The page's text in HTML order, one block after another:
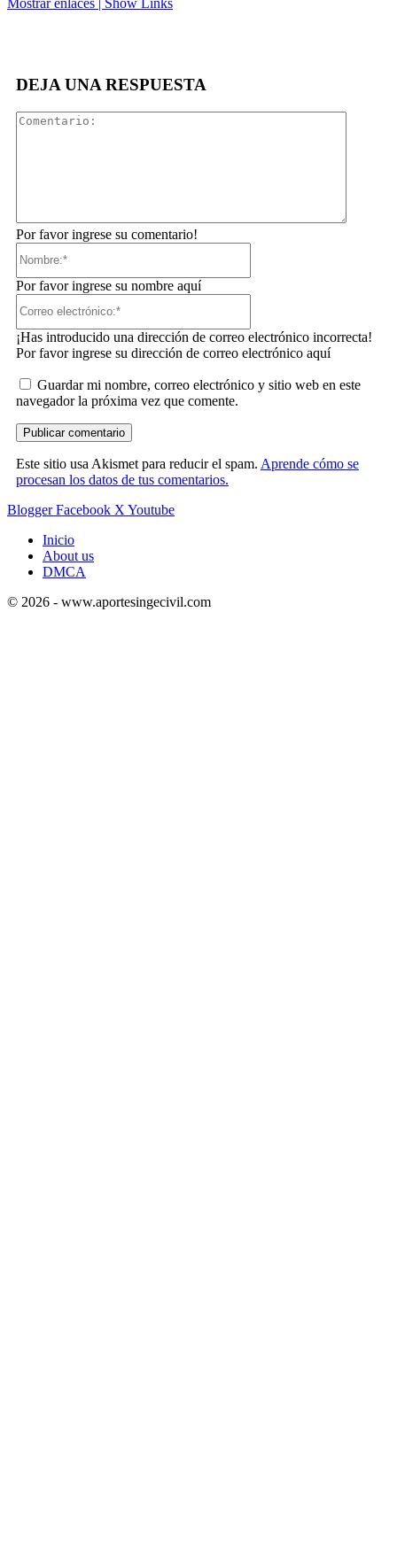
DEJA UNA RESPUESTA
Por favor ingrese su comentario!
Por favor ingrese su nombre aquí
¡Has introducido una dirección de correo electrónico incorrecta!
Por favor ingrese su dirección de correo electrónico aquí
Guardar mi nombre, correo electrónico y sitio web en este
navegador la próxima vez que comente.
Este sitio usa Akismet para reducir el spam. Aprende cómo se
procesan los datos de tus comentarios.
Blogger Facebook X Youtube
Inicio
About us
DMCA
© 2026 - www.aportesingecivil.com